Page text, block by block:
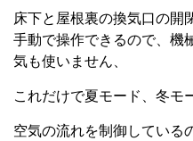
床下と屋根裏の換気口の開
手動で操作できるので、機
気も使いません、
これだけで夏モード、冬モ
空気の流れを制御している